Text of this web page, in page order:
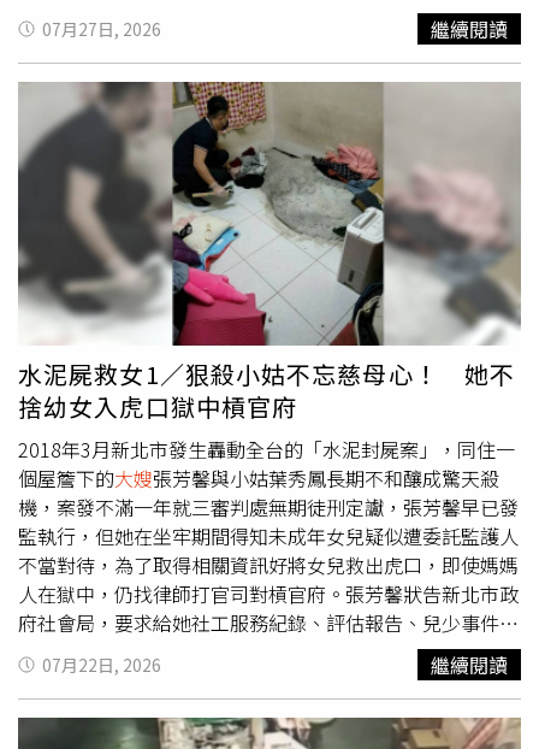
分享，她曾精挑細選了一盒價格不菲的酒店中秋月餅首飾禮
盒，滿心歡喜送上給公婆，後來卻看到它被隨意擱在廚房櫃
子裡，而月餅還轉送給了別人；她曾買過名牌保養品給婆
婆，對方卻淡淡地回應「這個品牌我女兒朋友以前送過，她
說不好用，所以送人了。」人妻提到，她過去也買了特色美
食給婆婆，對方卻表示「這些我女兒早就買過了，吃到厭
了」，而這也讓她不禁反思，「真正讓人失望的，不是禮物
貴不貴，而是那份用心，從來沒有被珍惜。」人妻也感嘆，
「不是不孝，不是不再送禮了，而是學會把心意，留給會珍
惜的人。」貼文曝光後，不少網友紛紛在底下留言，「送婆
婆只會被嫌棄而已」、「只能說外人永遠都是外人」、「我
寧可對動物好」、「根本就不用送，把錢省下來買自己喜歡
的東西」、「我也是直接被退回，後來不給了」、「我們一
開始也是想要保持良好關係，但最後只是讓自己受傷」、
「我婆婆只有收大嫂送的東西，（認為）我送他東西都是有
企圖的」、「我婆婆沒女兒，但我發現，有些人就是嘴裡很
愛嫌」、「我也是過來人，不珍惜的人，就把他們當路人，
別浪費自己的心意」。也有人說，「曾經自以為（被婆婆）
當成自己人，結果卻被說浪費錢、花他兒子的錢，然後都是
她兒子孝順」、「我也會送我前婆婆，但是老人都認為是她
兒子賺的，認為鋪張浪費，覺得應該生小孩才對得起他們香
火」、「我家那巫婆也是這樣，她女兒給她的圍巾當作寶，
我從國外帶回來給她的絲巾一次也沒看她用過，從此之後我
不帶東西回來給她」。
07月27日, 2026 繼續閱讀
水泥屍救女1／狠殺小姑不忘慈母心！ 她不
捨幼女入虎口獄中槓官府
2018年3月新北市發生轟動全台的「水泥封屍案」，同住一
個屋簷下的大嫂張芳馨與小姑葉秀鳳長期不和釀成驚天殺
機，案發不滿一年就三審判處無期徒刑定讞，張芳馨早已發
監執行，但她在坐牢期間得知未成年女兒疑似遭委託監護人
不當對待，為了取得相關資訊好將女兒救出虎口，即使媽媽
人在獄中，仍找律師打官司對槓官府。張芳馨狀告新北市政
府社會局，要求給她社工服務紀錄、評估報告、兒少事件通
報表、家防中心調查記錄等文件，台北高等行政法院判張芳
馨勝訴，並在判決中痛斥社會局曲解法律、未善盡職責。本
案判決因社會局未上訴，全案確定，已提供相關資料給張芳
馨。水泥封屍案兇手張芳馨遭判無期徒刑定讞後，將未成年
07月22日, 2026 繼續閱讀